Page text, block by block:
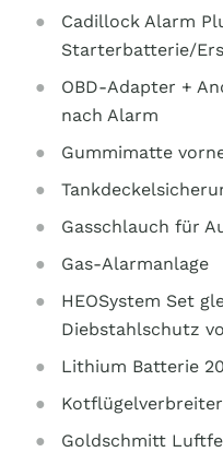
Cadillock Alarm
Starterbatterie/
OBD-Adapter +
nach Alarm
Gummimatte
Gasschlauch für
Gas-Alarmanlage
HEOSystem Set
Diebstahlschutz
Lithium Batterie
Goldschmitt